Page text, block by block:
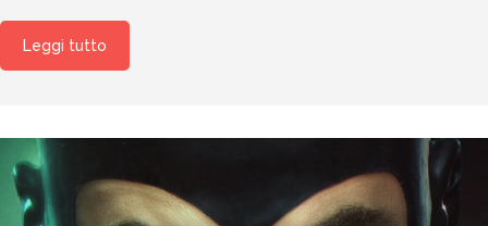
Leggi tutto